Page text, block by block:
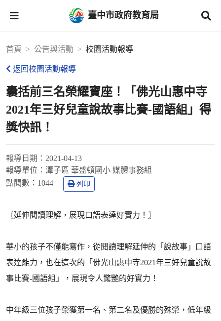
臺中市政府教育局
首頁 公告與活動 校園活動報導
返回校園活動報導
囊括前三名榮耀寶座！「佛光山惠中寺
2021年三好兒童說故事比賽-國語組」得
獎快訊！
報導日期： 2021-04-13
報導單位： 潭子區 華盛頓國小 媒體事務組
點閱數： 1044 列印
〖延伸閱讀理解，展現口語表達好實力！〗
華小的孩子不僅能寫作，從閱讀理解延伸的「說故事」口語
表達能力，也在這次的「佛光山惠中寺2021年三好兒童說故
事比賽-國語組」，展現令人驚艷的好實力！
中年級三位孩子榮獲第一名、第二名及優勝的殊榮，低年級